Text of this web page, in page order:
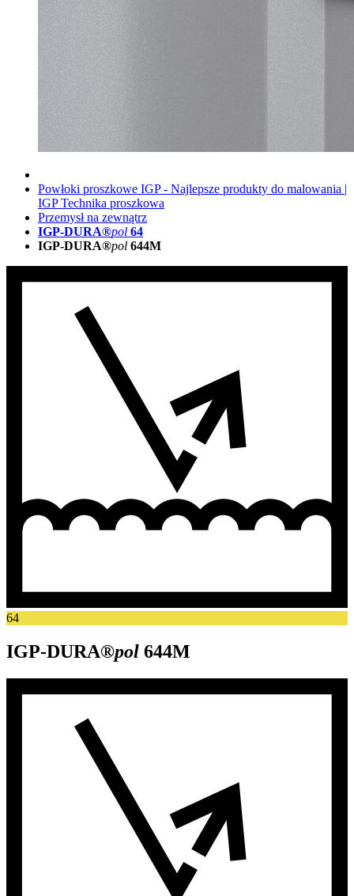
Powłoki proszkowe IGP - Najlepsze produkty do malowania |
IGP Technika proszkowa
Przemysł na zewnątrz
IGP-DURA®pol 64
IGP-DURA®pol 644M
64
IGP-DURA®pol 644M